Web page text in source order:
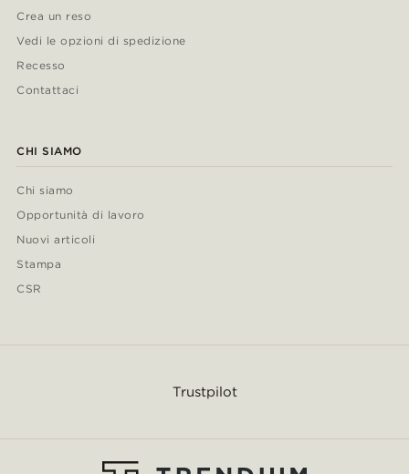
Crea un reso
Vedi le opzioni di spedizione
Recesso
Contattaci
CHI SIAMO
Chi siamo
Opportunità di lavoro
Nuovi articoli
Stampa
CSR
Trustpilot